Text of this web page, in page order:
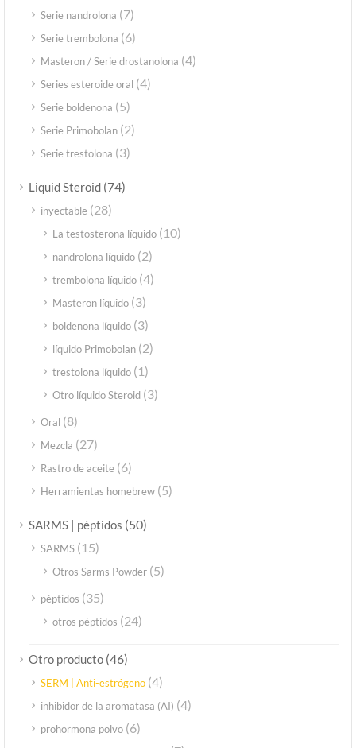
Serie nandrolona (7)
Serie trembolona (6)
Masteron / Serie drostanolona (4)
Series esteroide oral (4)
Serie boldenona (5)
Serie Primobolan (2)
Serie trestolona (3)
Liquid Steroid (74)
inyectable (28)
La testosterona líquido (10)
nandrolona líquido (2)
trembolona líquido (4)
Masteron líquido (3)
boldenona líquido (3)
líquido Primobolan (2)
trestolona líquido (1)
Otro líquido Steroid (3)
Oral (8)
Mezcla (27)
Rastro de aceite (6)
Herramientas homebrew (5)
SARMS | péptidos (50)
SARMS (15)
Otros Sarms Powder (5)
péptidos (35)
otros péptidos (24)
Otro producto (46)
SERM | Anti-estrógeno (4)
inhibidor de la aromatasa (AI) (4)
prohormona polvo (6)